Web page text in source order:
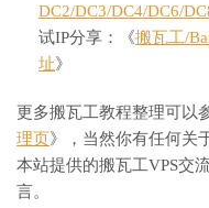
DC2/DC3/DC4/DC6/
试IP分享：《搬瓦工/
址》
更多搬瓦工教程整理可以
理页》，当然你有任何关
本站提供的搬瓦工VPS交
言。